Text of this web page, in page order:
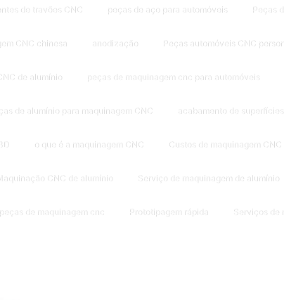
de travões CNC peças de aço para automóveis Peças
CNC chinesa anodização Peças automóveis CNC
de alumínio peças de maquinagem cnc para automóveis
de alumínio para maquinagem CNC acabamento de superfícies
o que é a maquinagem CNC Custos de maquinagem CNC
CNC de alumínio Serviço de maquinagem de alumínio
peças de maquinagem cnc Prototipagem rápida Serviços de